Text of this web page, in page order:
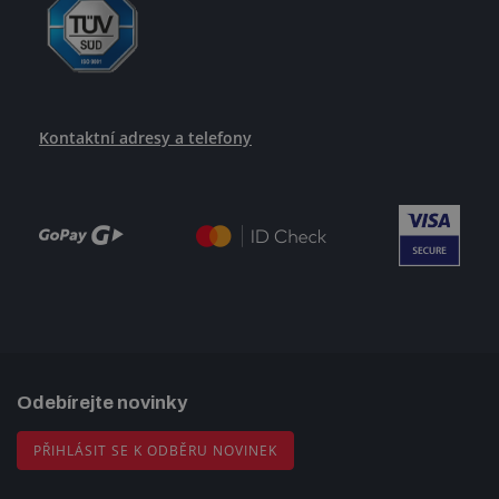
Kontaktní adresy a telefony
Odebírejte novinky
PŘIHLÁSIT SE K ODBĚRU NOVINEK